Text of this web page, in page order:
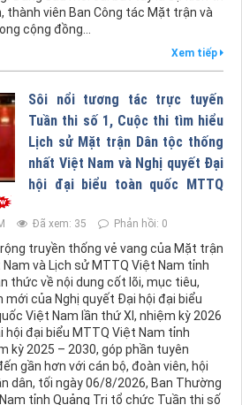
thành viên Ban Công tác Mặt trận và
cộng đồng...
Xem tiếp
Sôi nổi tương tác trực tuyến
Tuần thi số 1, Cuộc thi tìm hiểu
Lịch sử Mặt trận Dân tộc thống
nhất Việt Nam và Nghị quyết Đại
hội đại biểu toàn quốc MTTQ
Đã xem: 35 Phản hồi: 0
truyền thống vẻ vang của Mặt trận
và Lịch sử MTTQ Việt Nam tỉnh
thức về nội dung cốt lõi, mục tiêu,
mới của Nghị quyết Đại hội đại biểu
Việt Nam lần thứ XI, nhiệm kỳ 2026
hội đại biểu MTTQ Việt Nam tỉnh
kỳ 2025 – 2030, góp phần tuyên
gần hơn với cán bộ, đoàn viên, hội
dân, tối ngày 06/8/2026, Ban Thường
tỉnh Quảng Trị tổ chức Tuần thi số